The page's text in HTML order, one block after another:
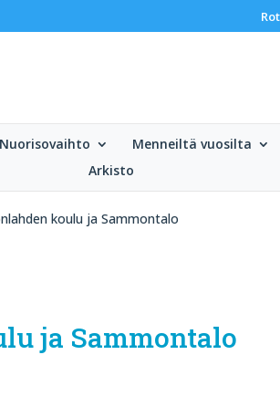
Nuorisovaihto Menneiltä vuosilta
Arkisto
koulu ja Sammontalo
ja Sammontalo